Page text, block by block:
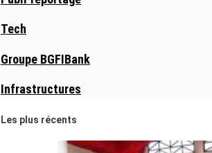
Tech
Groupe BGFIBank
Infrastructures
Les plus récents